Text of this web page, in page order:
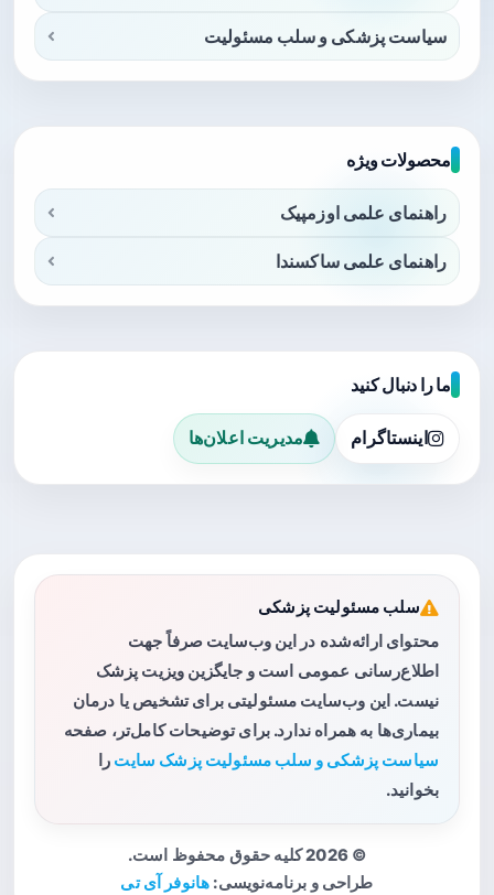
سیاست پزشکی و سلب مسئولیت
محصولات ویژه
راهنمای علمی اوزمپیک
راهنمای علمی ساکسندا
ما را دنبال کنید
اینستاگرام مدیریت اعلان‌ها
سلب مسئولیت پزشکی
محتوای ارائه‌شده در این وب‌سایت صرفاً جهت
اطلاع‌رسانی عمومی است و جایگزین ویزیت پزشک
نیست. این وب‌سایت مسئولیتی برای تشخیص یا درمان
بیماری‌ها به همراه ندارد. برای توضیحات کامل‌تر، صفحه
سیاست پزشکی و سلب مسئولیت پزشک سایت را
بخوانید.
© 2026 کلیه حقوق محفوظ است.
طراحی و برنامه‌نویسی: هانوفر آی تی